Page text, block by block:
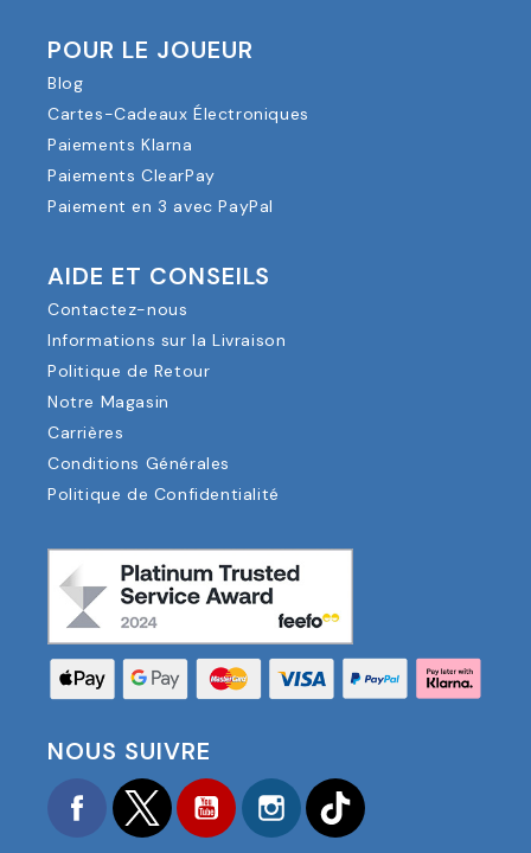
POUR LE JOUEUR
Blog
Cartes-Cadeaux Électroniques
Paiements Klarna
Paiements ClearPay
Paiement en 3 avec PayPal
AIDE ET CONSEILS
Contactez-nous
Informations sur la Livraison
Politique de Retour
Notre Magasin
Carrières
Conditions Générales
Politique de Confidentialité
NOUS SUIVRE
FacebookTwitter YouTubeInstagram